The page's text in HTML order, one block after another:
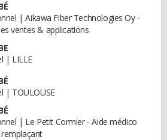
| Aikawa Fiber Technologies Oy -
ventes & applications
| LILLE
| TOULOUSE
| Le Petit Cormier - Aide médico